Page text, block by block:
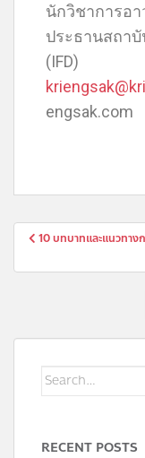
นักวิชาการอ
ประธานสถา
(IFD)
engsak.com
10 บทบาทและแนวทาง
RECENT POSTS